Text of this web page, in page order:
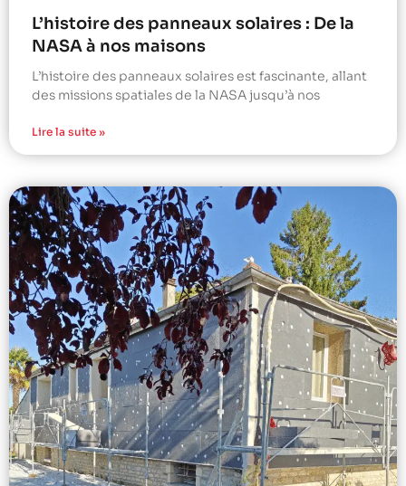
L’histoire des panneaux solaires : De la
NASA à nos maisons
L’histoire des panneaux solaires est fascinante, allant
des missions spatiales de la NASA jusqu’à nos
Lire la suite »